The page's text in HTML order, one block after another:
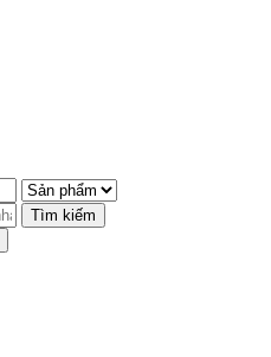
Tìm kiếm